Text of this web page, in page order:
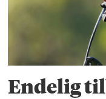
Endelig